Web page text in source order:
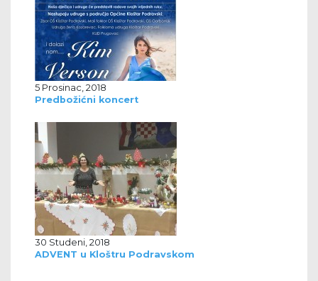
5 Prosinac, 2018
Predbožićni koncert
30 Studeni, 2018
ADVENT u Kloštru Podravskom